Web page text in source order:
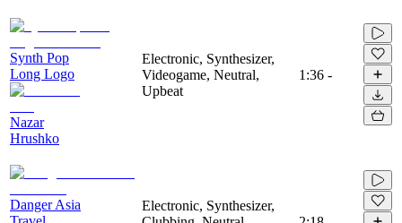
Synth Pop
Long Logo
Nazar
Hrushko
Electronic, Synthesizer,
Videogame, Neutral,
Upbeat
1:36 -
Danger Asia
Electronic, Synthesizer,